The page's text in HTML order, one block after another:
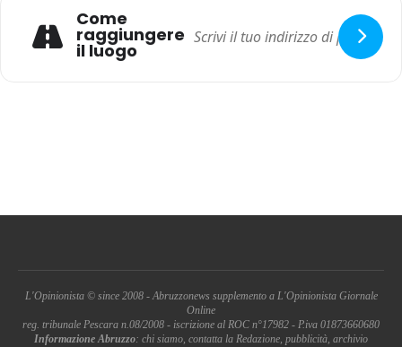
Come
raggiungere
il luogo
L'Opinionista © since 2008 - Abruzzonews supplemento a L'Opinionista Giornale
Online
reg. tribunale Pescara n.08/2008 - iscrizione al ROC n°17982 - P.iva 01873660680
Informazione Abruzzo: chi siamo, contatta la Redazione, pubblicità, archivio